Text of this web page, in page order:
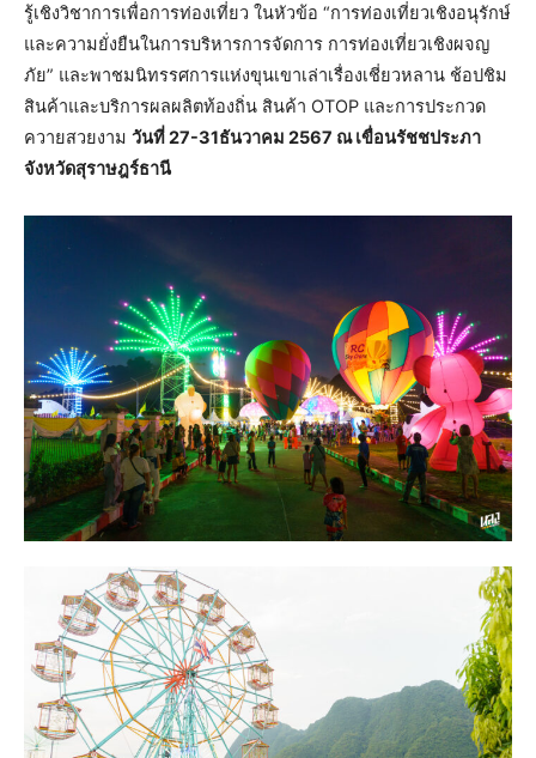
รู้เชิงวิชาการเพื่อการท่องเที่ยว ในหัวข้อ “การท่องเที่ยวเชิงอนุรักษ์
และความยั่งยืนในการบริหารการจัดการ การท่องเที่ยวเชิงผจญ
ภัย” และพาชมนิทรรศการแห่งขุนเขาเล่าเรื่องเชี่ยวหลาน ช้อปชิม
สินค้าและบริการผลผลิตท้องถิ่น สินค้า OTOP และการประกวด
ควายสวยงาม วันที่ 27-31ธันวาคม 2567 ณ เขื่อนรัชชประภา
จังหวัดสุราษฎร์ธานี